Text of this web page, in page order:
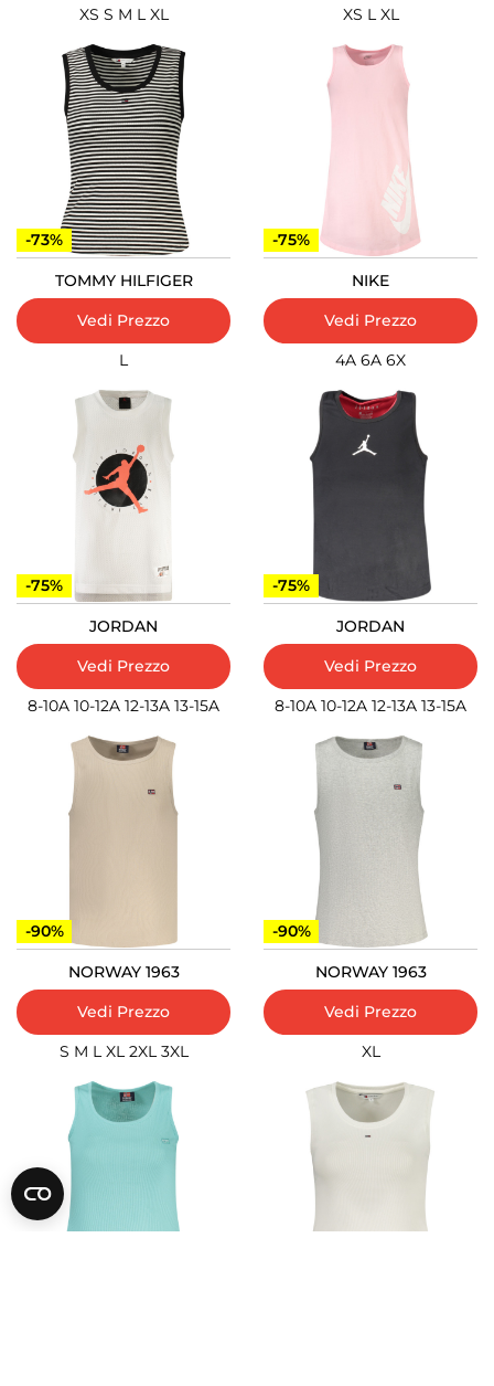
XS S M L XL
XS L XL
-73%
TOMMY HILFIGER
Vedi Prezzo
L
-75%
NIKE
Vedi Prezzo
4A 6A 6X
-75%
JORDAN
Vedi Prezzo
8-10A 10-12A 12-13A 13-15A
-75%
JORDAN
Vedi Prezzo
8-10A 10-12A 12-13A 13-15A
-90%
NORWAY 1963
Vedi Prezzo
S M L XL 2XL 3XL
-90%
NORWAY 1963
Vedi Prezzo
XL